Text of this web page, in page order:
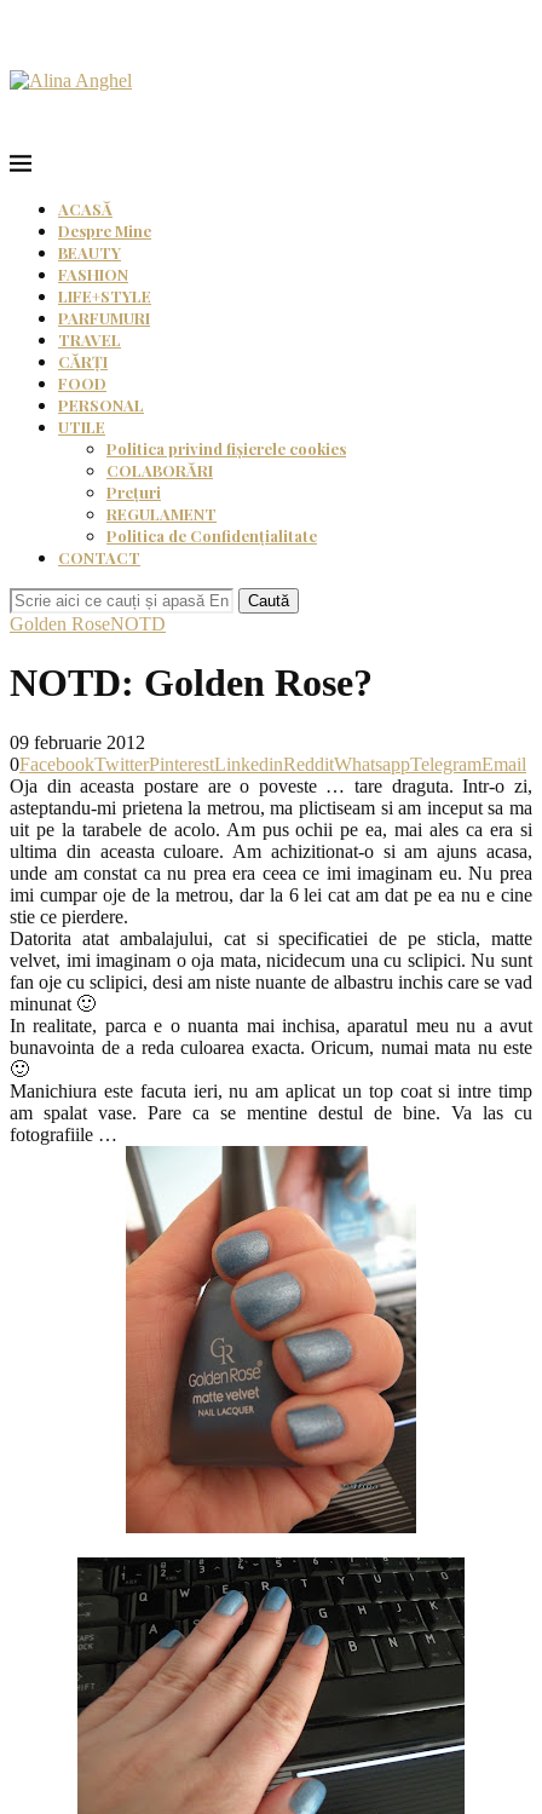
ACASĂ
Despre Mine
BEAUTY
FASHION
LIFE+STYLE
PARFUMURI
TRAVEL
CĂRȚI
FOOD
PERSONAL
UTILE
Politica privind fișierele cookies
COLABORĂRI
Prețuri
REGULAMENT
Politica de Confidențialitate
CONTACT
Caută
Golden RoseNOTD
NOTD: Golden Rose?
09 februarie 2012
0FacebookTwitterPinterestLinkedinRedditWhatsappTelegramEmail
Oja din aceasta postare are o poveste … tare draguta. Intr-o zi,
asteptandu-mi prietena la metrou, ma plictiseam si am inceput sa ma
uit pe la tarabele de acolo. Am pus ochii pe ea, mai ales ca era si
ultima din aceasta culoare. Am achizitionat-o si am ajuns acasa,
unde am constat ca nu prea era ceea ce imi imaginam eu. Nu prea
imi cumpar oje de la metrou, dar la 6 lei cat am dat pe ea nu e cine
stie ce pierdere.
Datorita atat ambalajului, cat si specificatiei de pe sticla, matte
velvet, imi imaginam o oja mata, nicidecum una cu sclipici. Nu sunt
fan oje cu sclipici, desi am niste nuante de albastru inchis care se vad
minunat 🙂
In realitate, parca e o nuanta mai inchisa, aparatul meu nu a avut
bunavointa de a reda culoarea exacta. Oricum, numai mata nu este
🙂
Manichiura este facuta ieri, nu am aplicat un top coat si intre timp
am spalat vase. Pare ca se mentine destul de bine. Va las cu
fotografiile …